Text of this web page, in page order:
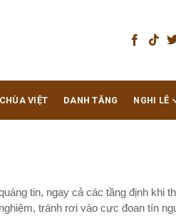
CHÙA VIỆT DANH TĂNG NGHI LỄ
tin, ngay cả các tầng định khi
tránh rơi vào cực đoan tín